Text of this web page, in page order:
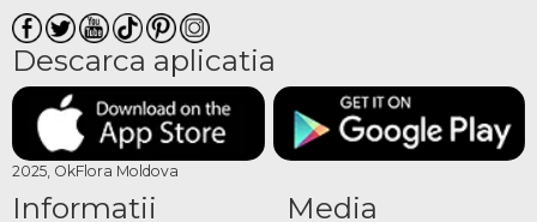
Descarca aplicatia
2025, OkFlora Moldova
Informatii Media